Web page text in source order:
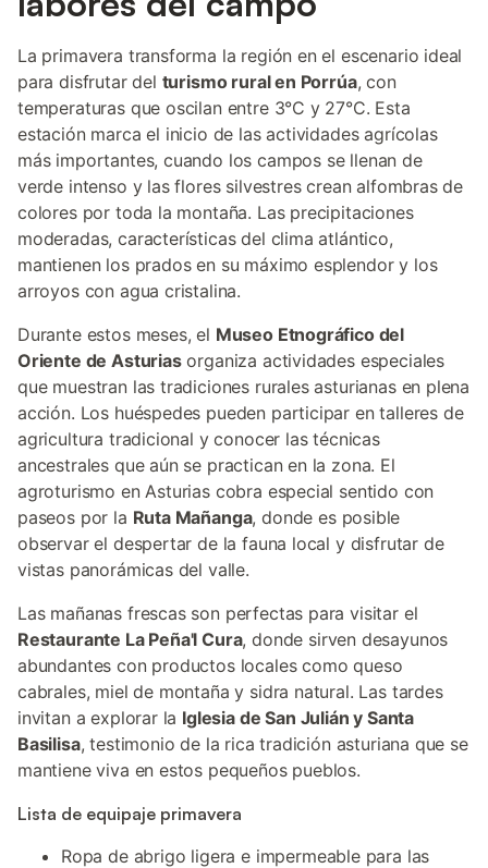
La primavera transforma la región en el escenario ideal
para disfrutar del turismo rural en Porrúa, con
temperaturas que oscilan entre 3°C y 27°C. Esta
estación marca el inicio de las actividades agrícolas
más importantes, cuando los campos se llenan de
verde intenso y las flores silvestres crean alfombras de
colores por toda la montaña. Las precipitaciones
moderadas, características del clima atlántico,
mantienen los prados en su máximo esplendor y los
arroyos con agua cristalina.
Durante estos meses, el Museo Etnográfico del
Oriente de Asturiasorganiza actividades especiales
que muestran las tradiciones rurales asturianas en plena
acción. Los huéspedes pueden participar en talleres de
agricultura tradicional y conocer las técnicas
ancestrales que aún se practican en la zona. El
agroturismo en Asturias cobra especial sentido con
paseos por la Ruta Mañanga, donde es posible
observar el despertar de la fauna local y disfrutar de
vistas panorámicas del valle.
Las mañanas frescas son perfectas para visitar el
Restaurante La Peña'l Cura, donde sirven desayunos
abundantes con productos locales como queso
cabrales, miel de montaña y sidra natural. Las tardes
invitan a explorar la Iglesia de San Julián y Santa
Basilisa, testimonio de la rica tradición asturiana que se
mantiene viva en estos pequeños pueblos.
Lista de equipaje primavera
Ropa de abrigo ligera e impermeable para las